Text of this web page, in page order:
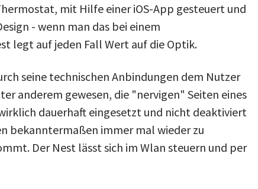
mit Hilfe einer iOS-App gesteuert und
- wenn man das bei einem
legt auf jeden Fall Wert auf die Optik.
seine technischen Anbindungen dem Nutzer
anderem gewesen, die "nervigen" Seiten eines
dauerhaft eingesetzt und nicht deaktiviert
bekanntermaßen immer mal wieder zu
Der Nest lässt sich im Wlan steuern und per